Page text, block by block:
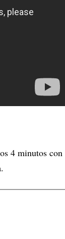
4 minutos con